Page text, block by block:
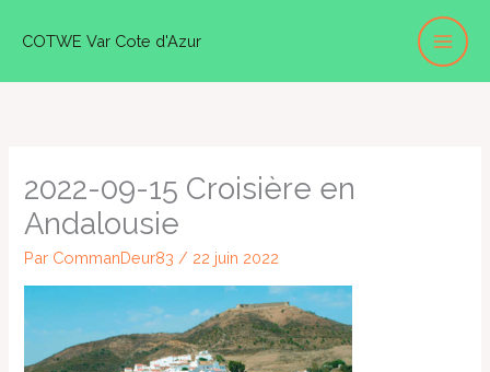
COTWE Var Cote d'Azur
2022-09-15 Croisière en
Andalousie
Par CommanDeur83 / 22 juin 2022